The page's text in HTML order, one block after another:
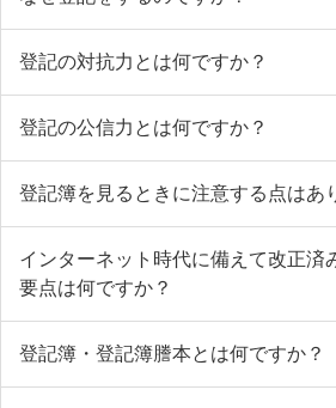
登記の対抗力とは何ですか？
登記の公信力とは何ですか？
登記簿を見るときに注意する点はあ
インターネット時代に備えて改正済
要点は何ですか？
登記簿・登記簿謄本とは何ですか？